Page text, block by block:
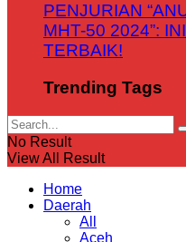
PENJURIAN
MHT-50 2024”:
TERBAIK!
Trending Tags
No Result
View All Result
Home
Daerah
All
Aceh